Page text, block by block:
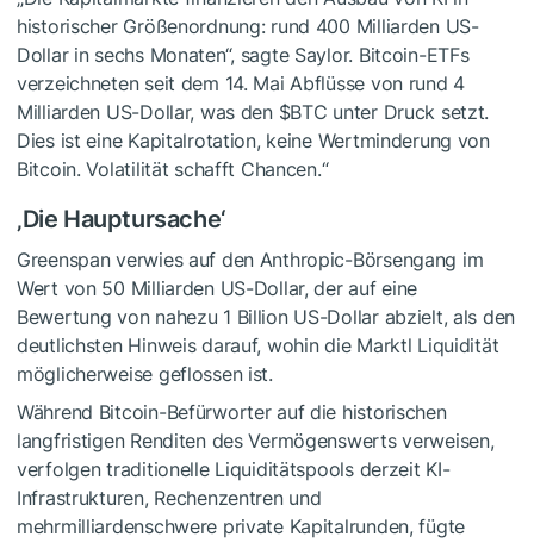
historischer Größenordnung: rund 400 Milliarden US-
Dollar in sechs Monaten“, sagte Saylor. Bitcoin-ETFs
verzeichneten seit dem 14. Mai Abflüsse von rund 4
Milliarden US-Dollar, was den $BTC unter Druck setzt.
Dies ist eine Kapitalrotation, keine Wertminderung von
Bitcoin. Volatilität schafft Chancen.“
‚Die Hauptursache‘
Greenspan verwies auf den Anthropic-Börsengang im
Wert von 50 Milliarden US-Dollar, der auf eine
Bewertung von nahezu 1 Billion US-Dollar abzielt, als den
deutlichsten Hinweis darauf, wohin die Marktl Liquidität
möglicherweise geflossen ist.
Während Bitcoin-Befürworter auf die historischen
langfristigen Renditen des Vermögenswerts verweisen,
verfolgen traditionelle Liquiditätspools derzeit KI-
Infrastrukturen, Rechenzentren und
mehrmilliardenschwere private Kapitalrunden, fügte